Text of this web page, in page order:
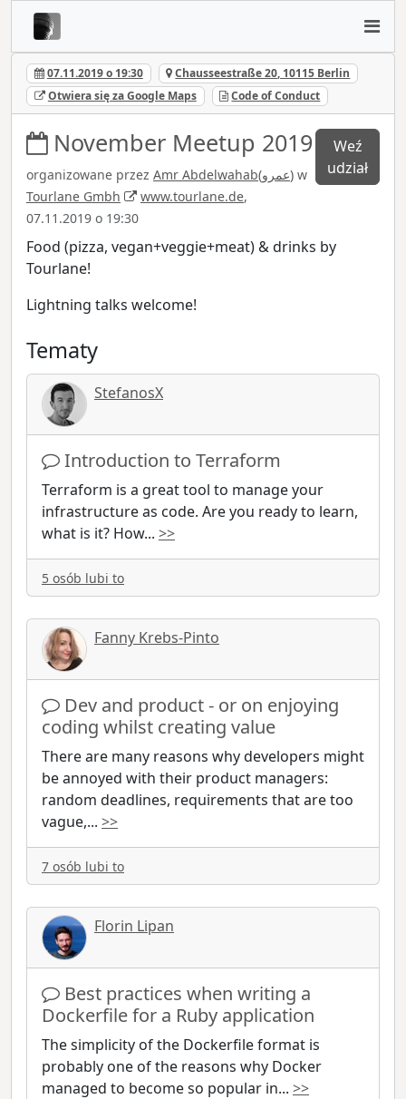
07.11.2019 o 19:30
Chausseestraße 20, 10115 Berlin
Otwiera się za Google Maps
Code of Conduct
November Meetup 2019
organizowane przez Amr Abdelwahab(عمرو) w
Tourlane Gmbh
www.tourlane.de,
07.11.2019 o 19:30
Weź
udział
Food (pizza, vegan+veggie+meat) & drinks by
Tourlane!
Lightning talks welcome!
Tematy
StefanosX
Introduction to Terraform
Terraform is a great tool to manage your
infrastructure as code. Are you ready to learn,
what is it? How... >>
5 osób lubi to
Fanny Krebs-Pinto
Dev and product - or on enjoying
coding whilst creating value
There are many reasons why developers might
be annoyed with their product managers:
random deadlines, requirements that are too
vague,... >>
7 osób lubi to
Florin Lipan
Best practices when writing a
Dockerfile for a Ruby application
The simplicity of the Dockerfile format is
probably one of the reasons why Docker
managed to become so popular in... >>